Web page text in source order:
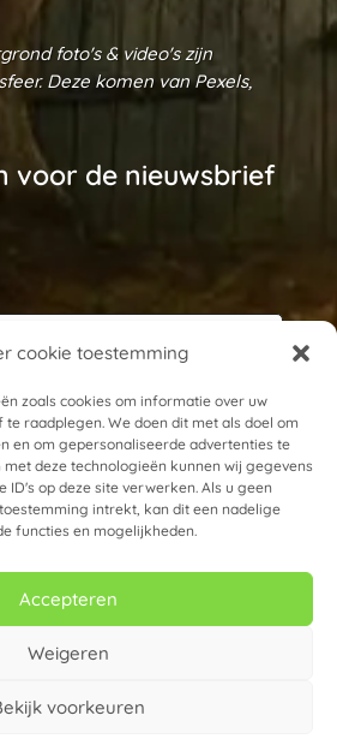
cookie toestemming
zoals cookies om informatie over uw
raadplegen. We doen dit met als doel om
en om gepersonaliseerde advertenties te
deze technologieën kunnen wij gegevens
op deze site verwerken. Als u geen
intrekt, kan dit een nadelige
functies en mogelijkheden.
Accepteren
Weigeren
voorkeuren
foto's & video's zijn
Deze komen van Pexels,
voor de nieuwsbrief